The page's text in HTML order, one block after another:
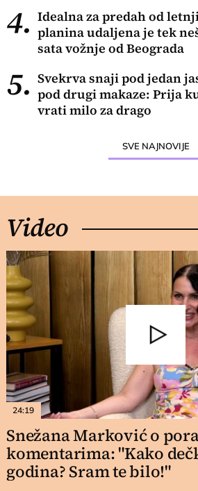
4. Idealna za predah od
planina udaljena je tek
sata vožnje od Beograda
5. Svekrva snaji pod jedan
pod drugi makaze: Prija
vrati milo za drago
SVE NAJNOVIJE
Video
24:19
Snežana Marković o
komentarima: "Kako
godina? Sram te bilo!"